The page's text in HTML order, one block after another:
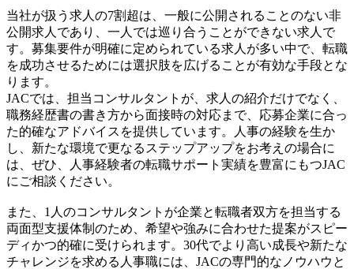
当社が扱う求人の7割超は、一般に公開されることのない非
公開求人であり、一人では巡り合うことができない求人で
す。募集要件が明確に定められている求人が多い中で、転職
を成功させるためには選択肢を広げることが有効な手段とな
ります。
JACでは、担当コンサルタントが、求人の紹介だけでなく、
職務経歴書の書き方から面接時の対応まで、応募企業に合っ
た的確なアドバイスを提供しています。人事の経験を生か
し、新たな環境で更なるステップアップをお考えの場合に
は、ぜひ、人事経験者の転職サポート実績を豊富にもつJAC
にご相談ください。
また、1人のコンサルタントが企業と転職者双方を担当する
両面型支援体制のため、希望や強みに合わせた提案がスピー
ディかつ的確に受けられます。30代でより高い成長や新たな
チャレンジを求める人事職には、JACの専門的なノウハウと